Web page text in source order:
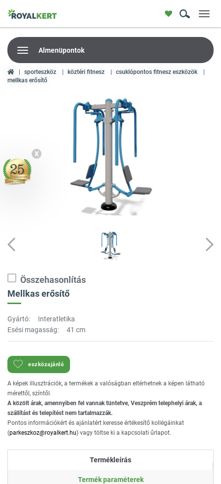
Almenüpontok
sporteszköz köztéri fitnesz
csuklópontos fitnesz eszközök
mellkas erősítő
Összehasonlítás
Mellkas erősítő
Gyártó:
Interatletika
Esési magasság:
41 cm
eszközajánló
A képek illusztrációk, a termékek a valóságban eltérhetnek a képen látható
mérettől, színtől.
A közölt árak, amennyiben fel vannak tüntetve, Veszprém telephelyi árak, a
szállítást és telepítést nem tartalmazzák.
Pontos információkért és ajánlatért keresse értékesítő kollégáinkat
(parkeszkoz@royalkert.hu) vagy töltse ki a kapcsolati űrlapot.
Termékleírás
Termék paraméterek
X